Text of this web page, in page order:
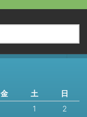
金 土 日
1
2